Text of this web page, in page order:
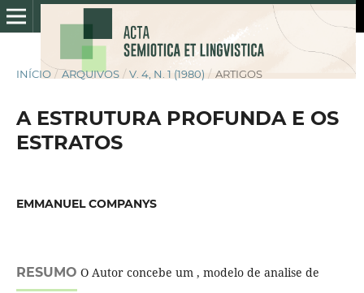
INÍCIO / ARQUIVOS / V. 4, N. 1 (1980) / ARTIGOS
A ESTRUTURA PROFUNDA E OS
ESTRATOS
EMMANUEL COMPANYS
RESUMO O Autor concebe um , modelo de analise de